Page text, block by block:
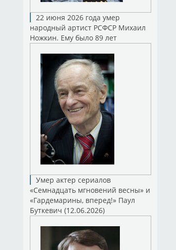
22 июня 2026 года умер
народный артист РСФСР Михаил
Ножкин. Ему было 89 лет
Умер актер сериалов
«Семнадцать мгновений весны» и
«Гардемарины, вперед!» Паул
Буткевич (12.06.2026)